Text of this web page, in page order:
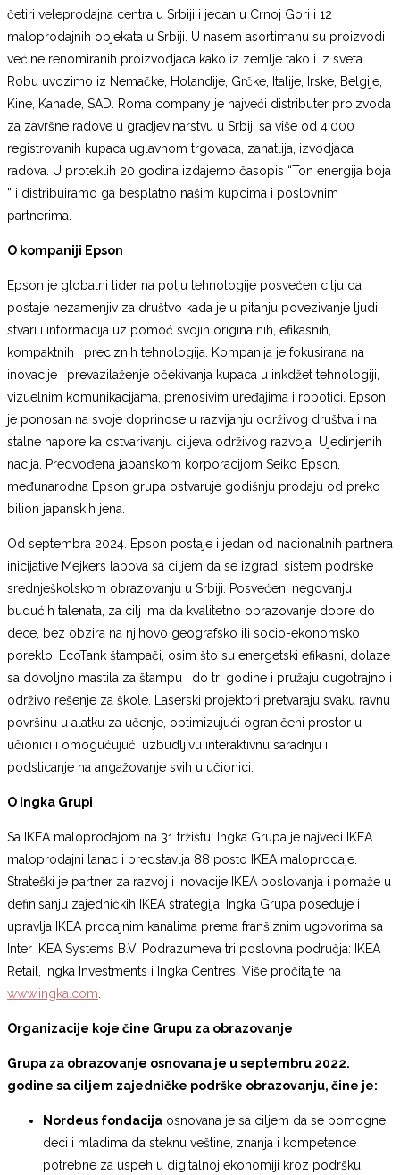
četiri veleprodajna centra u Srbiji i jedan u Crnoj Gori i 12
maloprodajnih objekata u Srbiji. U nasem asortimanu su proizvodi
većine renomiranih proizvodjaca kako iz zemlje tako i iz sveta.
Robu uvozimo iz Nemačke, Holandije, Grčke, Italije, Irske, Belgije,
Kine, Kanade, SAD. Roma company je najveći distributer proizvoda
za završne radove u gradjevinarstvu u Srbiji sa više od 4.000
registrovanih kupaca uglavnom trgovaca, zanatlija, izvodjaca
radova. U proteklih 20 godina izdajemo časopis “Ton energija boja
” i distribuiramo ga besplatno našim kupcima i poslovnim
partnerima.
O kompaniji Epson
Epson je globalni lider na polju tehnologije posvećen cilju da
postaje nezamenjiv za društvo kada je u pitanju povezivanje ljudi,
stvari i informacija uz pomoć svojih originalnih, efikasnih,
kompaktnih i preciznih tehnologija. Kompanija je fokusirana na
inovacije i prevazilaženje očekivanja kupaca u inkdžet tehnologiji,
vizuelnim komunikacijama, prenosivim uređajima i robotici. Epson
je ponosan na svoje doprinose u razvijanju održivog društva i na
stalne napore ka ostvarivanju ciljeva održivog razvoja Ujedinjenih
nacija. Predvođena japanskom korporacijom Seiko Epson,
međunarodna Epson grupa ostvaruje godišnju prodaju od preko
bilion japanskih jena.
Od septembra 2024. Epson postaje i jedan od nacionalnih partnera
inicijative Mejkers labova sa ciljem da se izgradi sistem podrške
srednješkolskom obrazovanju u Srbiji. Posvećeni negovanju
budućih talenata, za cilj ima da kvalitetno obrazovanje dopre do
dece, bez obzira na njihovo geografsko ili socio-ekonomsko
poreklo. EcoTank štampači, osim što su energetski efikasni, dolaze
sa dovoljno mastila za štampu i do tri godine i pružaju dugotrajno i
održivo rešenje za škole. Laserski projektori pretvaraju svaku ravnu
površinu u alatku za učenje, optimizujući ograničeni prostor u
učionici i omogućujući uzbudljivu interaktivnu saradnju i
podsticanje na angažovanje svih u učionici.
O Ingka Grupi
Sa IKEA maloprodajom na 31 tržištu, Ingka Grupa je najveći IKEA
maloprodajni lanac i predstavlja 88 posto IKEA maloprodaje.
Strateški je partner za razvoj i inovacije IKEA poslovanja i pomaže u
definisanju zajedničkih IKEA strategija. Ingka Grupa poseduje i
upravlja IKEA prodajnim kanalima prema franšiznim ugovorima sa
Inter IKEA Systems B.V. Podrazumeva tri poslovna područja: IKEA
Retail, Ingka Investments i Ingka Centres. Više pročitajte na
www.ingka.com
Organizacije koje čine Grupu za obrazovanje
Grupa za obrazovanje osnovana je u septembru 2022.
godine sa ciljem zajedničke podrške obrazovanju, čine je:
Nordeus fondacija osnovana je sa ciljem da se pomogne
deci i mladima da steknu veštine, znanja i kompetence
potrebne za uspeh u digitalnoj ekonomiji kroz podršku